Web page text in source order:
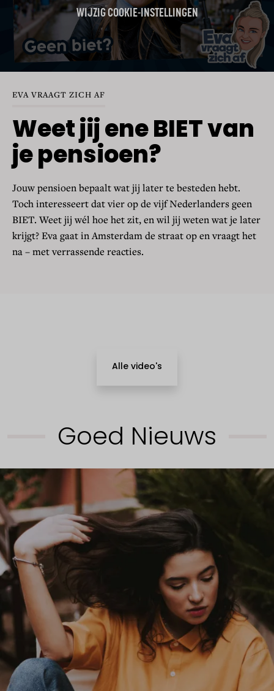
WIJZIG COOKIE-INSTELLINGEN
EVA VRAAGT ZICH AF
Weet jij ene BIET van
je pensioen?
Jouw pensioen bepaalt wat jij later te besteden hebt.
Toch interesseert dat vier op de vijf Nederlanders geen
BIET. Weet jij wél hoe het zit, en wil jij weten wat je later
krijgt? Eva gaat in Amsterdam de straat op en vraagt het
na – met verrassende reacties.
Alle video's
Goed Nieuws